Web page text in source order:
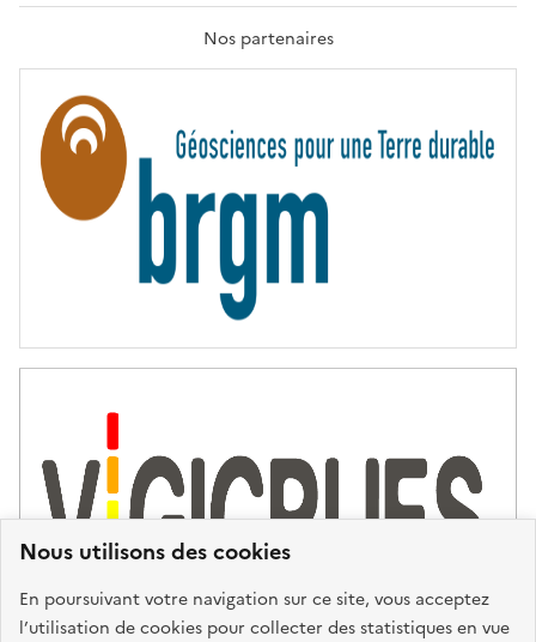
Nous utilisons des cookies
En poursuivant votre navigation sur ce site, vous acceptez
l’utilisation de cookies pour collecter des statistiques en vue
A
T
R
T
É
Nos partenaires